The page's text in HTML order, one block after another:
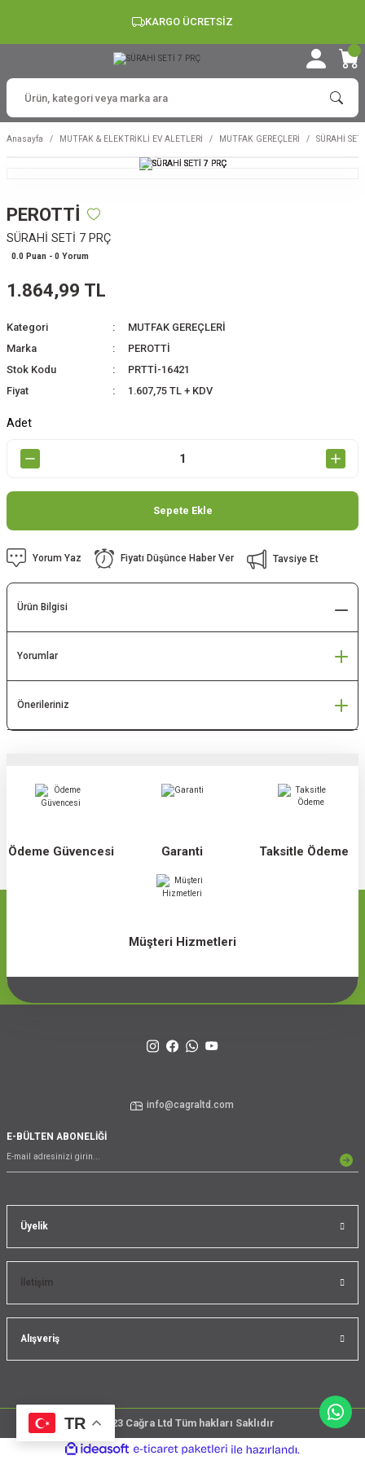
KARGO ÜCRETSİZ
Anasayfa MUTFAK & ELEKTRİKLİ EV ALETLERİ MUTFAK GEREÇLERİ SÜRAHİ
PEROTTİ
SÜRAHİ SETİ 7 PRÇ
0.0 Puan - 0 Yorum
1.864,99 TL
Kategori
MUTFAK GEREÇLERİ
Marka
PEROTTİ
Stok Kodu
PRTTİ-16421
Fiyat
1.607,75 TL + KDV
Adet
Sepete Ekle
Yorum Yaz Fiyatı Düşünce Haber Ver Tavsiye Et
Ürün Bilgisi
Yorumlar
Önerileriniz
Ödeme Güvencesi Garanti Taksitle Ödeme
Müşteri Hizmetleri
Üyelik
İletişim
Alışveriş
TR
info@cagraltd.com
E-BÜLTEN ABONELİĞİ
@2023 Cağra Ltd Tüm hakları Saklıdır
çember
ideasoft
e-